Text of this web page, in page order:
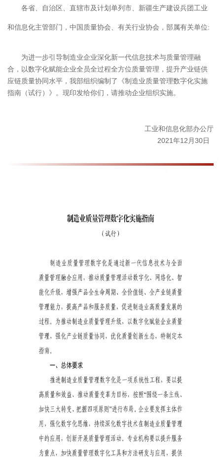
各省、自治区、直辖市及计划单列市、新疆生产建设兵团工业
和信息化主管部门，中国质量协会、有关行业协会，部属有关单位:
为进一步引导制造业企业深化新一代信息技术与质量管理融
合，以数字化赋能企业全员全过程全方位质量管理，提升产业链供
应链质量协同水平，我部组织编制了《制造业质量管理数字化实施
指南（试行）》。现印发给你们，请推动企业组织实施。
工业和信息化部办公厅
2021年12月30日